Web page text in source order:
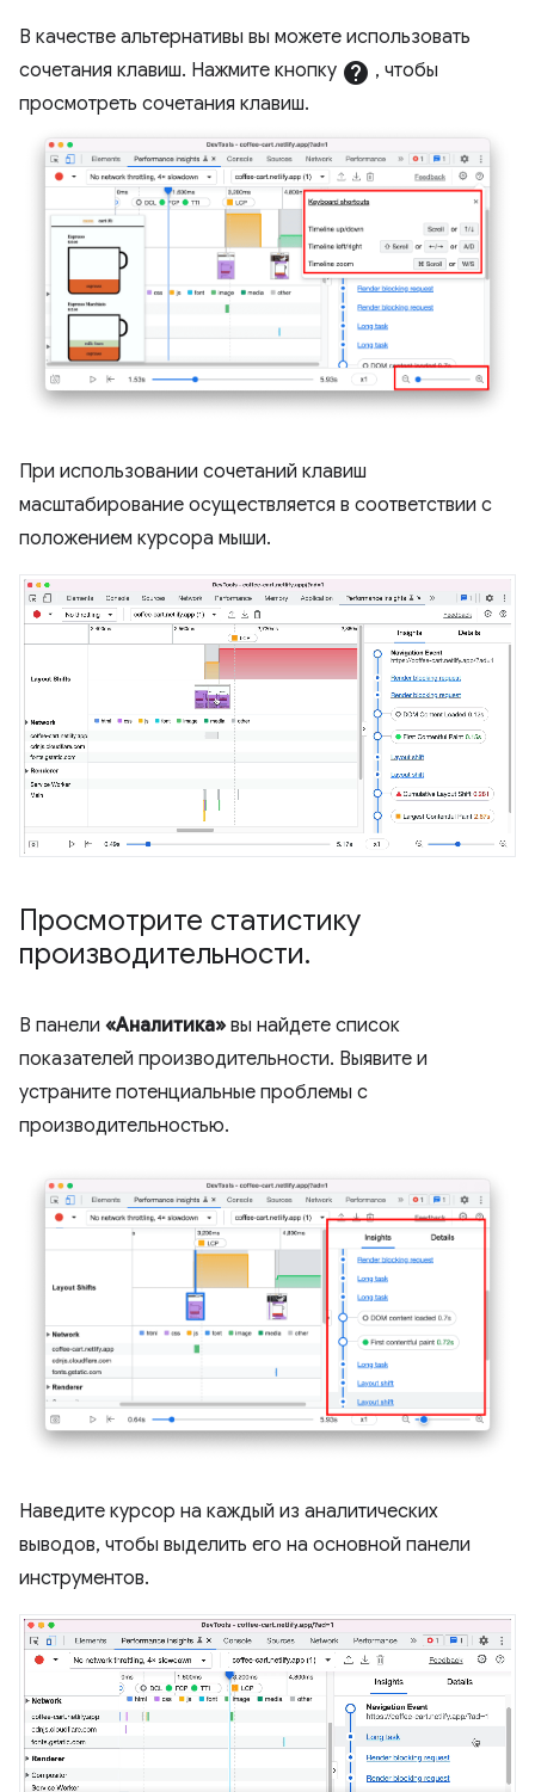
В качестве альтернативы вы можете использовать
сочетания клавиш. Нажмите кнопку help , чтобы
просмотреть сочетания клавиш.
При использовании сочетаний клавиш
масштабирование осуществляется в соответствии с
положением курсора мыши.
Просмотрите статистику
производительности.
В панели «Аналитика» вы найдете список
показателей производительности. Выявите и
устраните потенциальные проблемы с
производительностью.
Наведите курсор на каждый из аналитических
выводов, чтобы выделить его на основной панели
инструментов.